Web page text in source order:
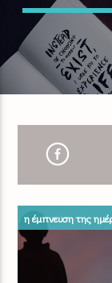
η έμπνευση της